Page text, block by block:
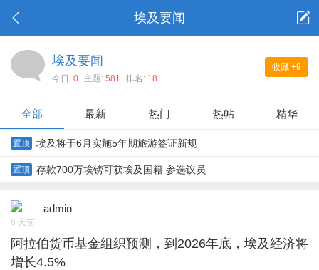
埃及要闻
收藏 +9
埃及要闻
今日: 0 主题: 581 排名: 18
全部 最新 热门 热帖 精华
置顶 埃及将于6月实施5年期旅游签证新规
置顶 存款700万埃镑可获埃及国籍 参选议员
admin
6 天前
阿拉伯货币基金组织预测，到2026年底，埃及经济将
增长4.5%